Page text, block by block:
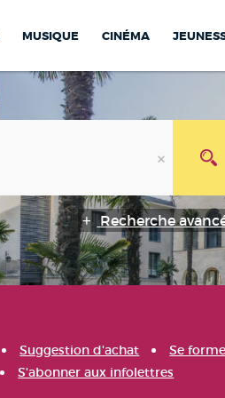
MUSIQUE CINÉMA
Recherche
Suggestion d'achat
Se
S'abonner aux infolettres